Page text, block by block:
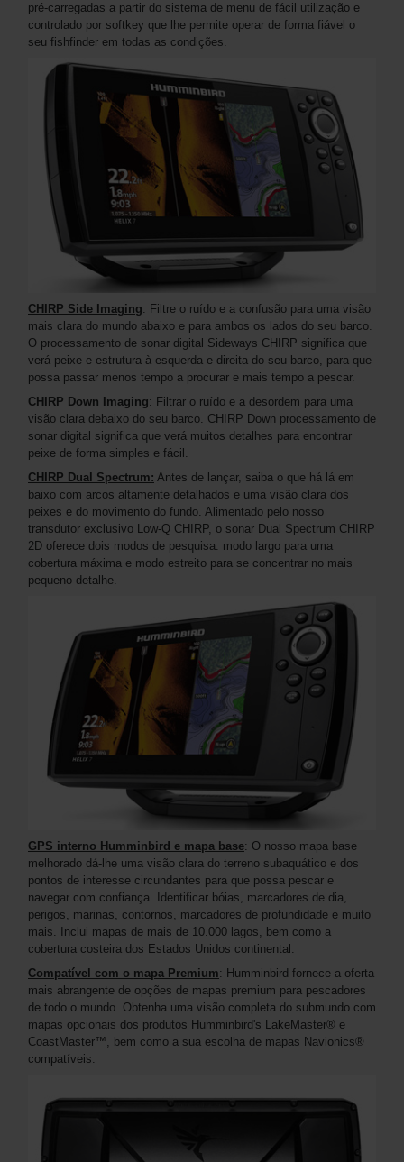
pré-carregadas a partir do sistema de menu de fácil utilização e
controlado por softkey que lhe permite operar de forma fiável o
seu fishfinder em todas as condições.
CHIRP Side Imaging: Filtre o ruído e a confusão para uma visão
mais clara do mundo abaixo e para ambos os lados do seu barco.
O processamento de sonar digital Sideways CHIRP significa que
verá peixe e estrutura à esquerda e direita do seu barco, para que
possa passar menos tempo a procurar e mais tempo a pescar.
CHIRP Down Imaging: Filtrar o ruído e a desordem para uma
visão clara debaixo do seu barco. CHIRP Down processamento de
sonar digital significa que verá muitos detalhes para encontrar
peixe de forma simples e fácil.
CHIRP Dual Spectrum: Antes de lançar, saiba o que há lá em
baixo com arcos altamente detalhados e uma visão clara dos
peixes e do movimento do fundo. Alimentado pelo nosso
transdutor exclusivo Low-Q CHIRP, o sonar Dual Spectrum CHIRP
2D oferece dois modos de pesquisa: modo largo para uma
cobertura máxima e modo estreito para se concentrar no mais
pequeno detalhe.
GPS interno Humminbird e mapa base: O nosso mapa base
melhorado dá-lhe uma visão clara do terreno subaquático e dos
pontos de interesse circundantes para que possa pescar e
navegar com confiança. Identificar bóias, marcadores de dia,
perigos, marinas, contornos, marcadores de profundidade e muito
mais. Inclui mapas de mais de 10.000 lagos, bem como a
cobertura costeira dos Estados Unidos continental.
Compatível com o mapa Premium: Humminbird fornece a oferta
mais abrangente de opções de mapas premium para pescadores
de todo o mundo. Obtenha uma visão completa do submundo com
mapas opcionais dos produtos Humminbird's LakeMaster® e
CoastMaster™, bem como a sua escolha de mapas Navionics®
compatíveis.